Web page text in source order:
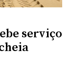
serviço